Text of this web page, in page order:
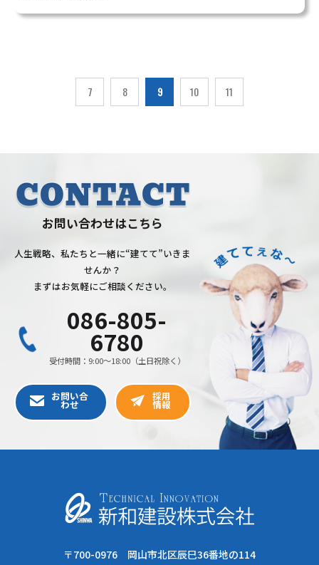
7 8 9 10 11
お問い合わせはこちら
人生戦略、私たちと一緒に“建てて”いきま
せんか？
まずはお気軽にご相談ください。
086-805-
6780
受付時間：9:00〜18:00（土日祝除く）
お問い合
わせ
採用
情報
〒700-0976 岡山市北区辰巳36番地の114